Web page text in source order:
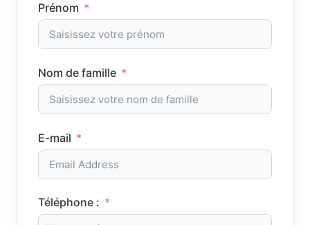
Prénom
Nom de famille
E-mail
Téléphone :